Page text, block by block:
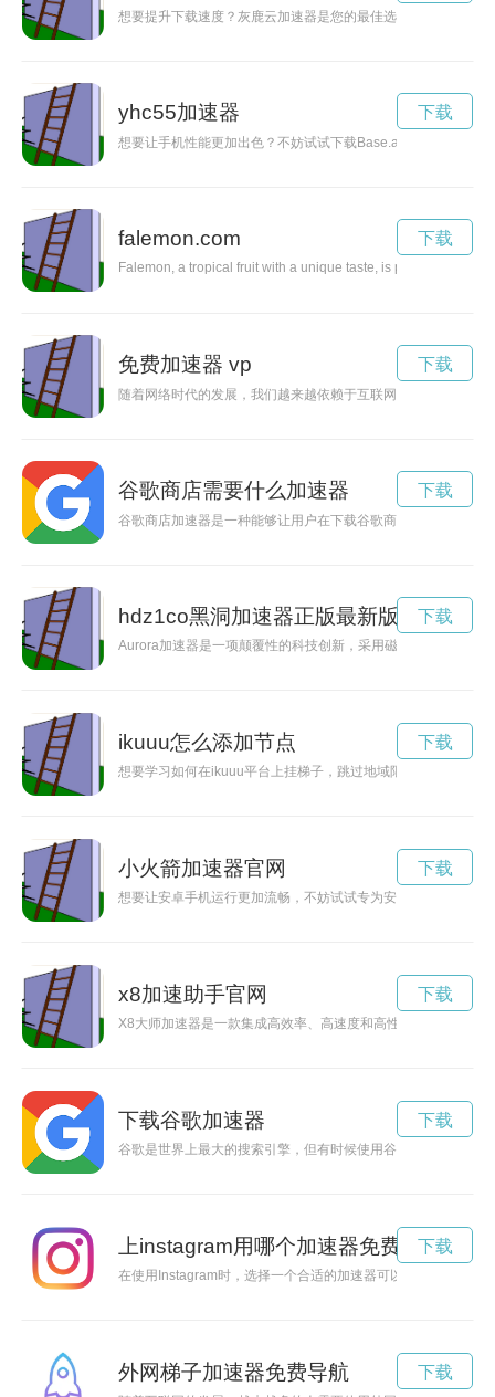
想要提升下载速度？灰鹿云加速器是您的最佳选择！无论是下
yhc55加速器
想要让手机性能更加出色？不妨试试下载Base.apk加速器，让
下载
falemon.com
Falemon, a tropical fruit with a unique taste, is packed with
下载
免费加速器 vp
随着网络时代的发展，我们越来越依赖于互联网，快速的网络
下载
谷歌商店需要什么加速器
谷歌商店加速器是一种能够让用户在下载谷歌商店应用时提速
下载
hdz1co黑洞加速器正版最新版本
Aurora加速器是一项颠覆性的科技创新，采用磁控聚变技术，
下载
ikuuu怎么添加节点
想要学习如何在ikuuu平台上挂梯子，跳过地域限制，看更多的
下载
小火箭加速器官网
想要让安卓手机运行更加流畅，不妨试试专为安卓用户打造的
下载
x8加速助手官网
X8大师加速器是一款集成高效率、高速度和高性能于一体的加
下载
下载谷歌加速器
谷歌是世界上最大的搜索引擎，但有时候使用谷歌搜索会感到
下载
上instagram用哪个加速器免费永久
在使用Instagram时，选择一个合适的加速器可以帮助提升网速
下载
外网梯子加速器免费导航 下载